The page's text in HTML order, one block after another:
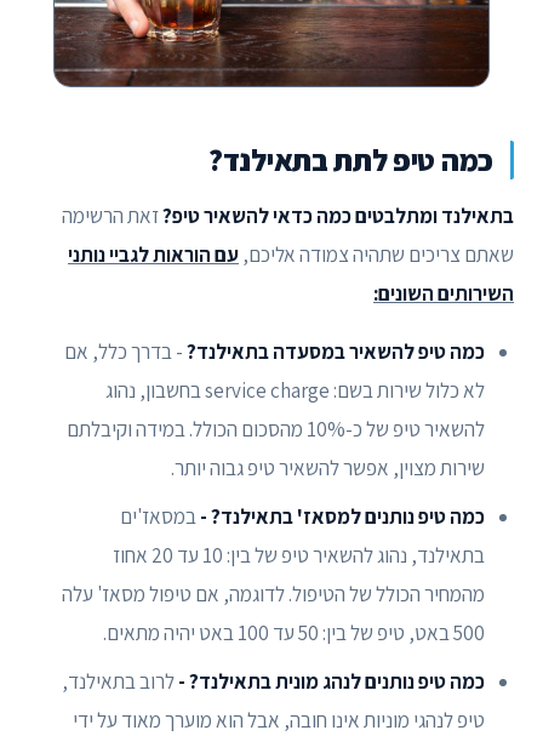
כמה טיפ לתת בתאילנד?
בתאילנד ומתלבטים כמה כדאי להשאיר טיפ?זאת הרשימה
שאתם צריכים שתהיה צמודה אליכם, עם הוראות לגביי נותני
השירותים השונים:
כמה טיפ להשאיר במסעדה בתאילנד?- בדרך כלל, אם
לא כלול שירות בשם: service charge בחשבון, נהוג
להשאיר טיפ של כ-10% מהסכום הכולל. במידה וקיבלתם
שירות מצוין, אפשר להשאיר טיפ גבוה יותר.
כמה טיפ נותנים למסאז' בתאילנד? -במסאז'ים
בתאילנד, נהוג להשאיר טיפ של בין: 10 עד 20 אחוז
מהמחיר הכולל של הטיפול. לדוגמה, אם טיפול מסאז' עלה
500 באט, טיפ של בין: 50 עד 100 באט יהיה מתאים.
כמה טיפ נותנים לנהג מונית בתאילנד? -לרוב בתאילנד,
טיפ לנהגי מוניות אינו חובה, אבל הוא מוערך מאוד על ידי